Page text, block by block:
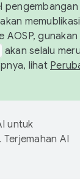
AOSP, gunakan
akan selalu
lihat
untuk
AI